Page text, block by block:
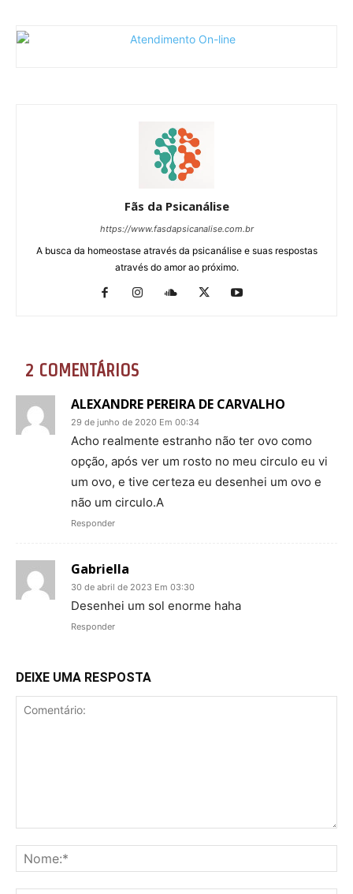
Fãs da Psicanálise
https://www.fasdapsicanalise.com.br
A busca da homeostase através da psicanálise e suas respostas
através do amor ao próximo.
2 COMENTÁRIOS
ALEXANDRE PEREIRA DE CARVALHO
29 de junho de 2020 Em 00:34
Acho realmente estranho não ter ovo como
opção, após ver um rosto no meu circulo eu vi
um ovo, e tive certeza eu desenhei um ovo e
não um circulo.A
Responder
Gabriella
30 de abril de 2023 Em 03:30
Desenhei um sol enorme haha
Responder
DEIXE UMA RESPOSTA